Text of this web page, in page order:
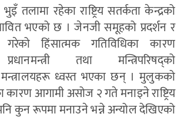
तलामा रहेका राष्ट्रिय सतर्कता केन्द्रको
भएको छ । जेनजी समूहको प्रदर्शन र
हिंसात्मक गतिविधिका कारण
तथा मन्त्रिपरिषद्को
मन्त्रालयहरू ध्वस्त भएका छन् । मुलुकको
कारण आगामी असोज २ गते मनाइने राष्ट्रिय
कुन रूपमा मनाउने भन्ने अन्योल देखिएको